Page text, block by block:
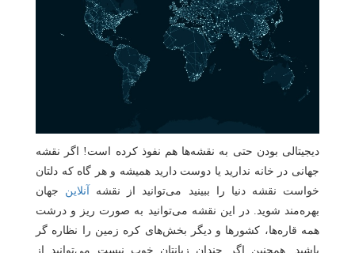
دیجیتالی بودن حتی به نقشه‌ها هم نفوذ کرده است! اگر نقشه
جهانی در خانه ندارید یا دوست دارید همیشه و هر گاه که دلتان
خواست نقشه دنیا را ببینید می‌توانید از نقشه آنلاین جهان
بهره‌مند شوید. در این نقشه می‌توانید به صورت ریز و درشت
همه قاره‌ها، کشورها و دیگر بخش‌های کره زمین را نظاره‌ گر
باشید. همچنین اگر چندان زبانتان خوب نیست می‌توانید از